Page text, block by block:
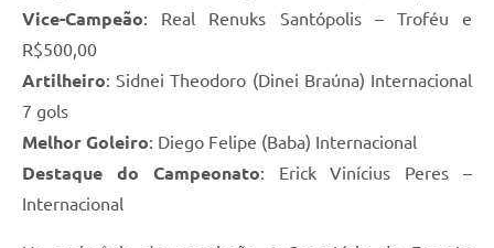
Vice-Campeão: Real Renuks Santópolis – Troféu e
R$500,00
Artilheiro: Sidnei Theodoro (Dinei Braúna) Internacional
7 gols
Melhor Goleiro: Diego Felipe (Baba) Internacional
Destaque do Campeonato: Erick Vinícius Peres –
Internacional